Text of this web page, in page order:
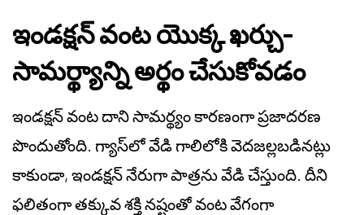
ఇండక్షన్ వంట యొక్క ఖర్చు-
సామర్థ్యాన్ని అర్థం చేసుకోవడం
ఇండక్షన్ వంట దాని సామర్థ్యం కారణంగా ప్రజాదరణ
పొందుతోంది. గ్యాస్‌లో వేడి గాలిలోకి వెదజల్లబడినట్లు
కాకుండా, ఇండక్షన్ నేరుగా పాత్రను వేడి చేస్తుంది. దీని
ఫలితంగా తక్కువ శక్తి నష్టంతో వంట వేగంగా